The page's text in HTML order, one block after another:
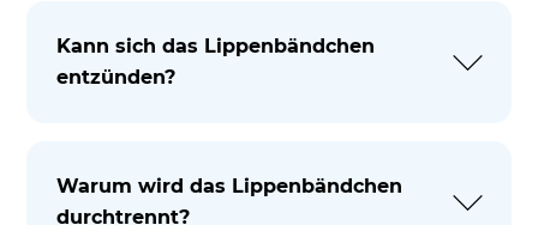
Kann sich das Lippenbändchen
entzünden?
Warum wird das Lippenbändchen
durchtrennt?